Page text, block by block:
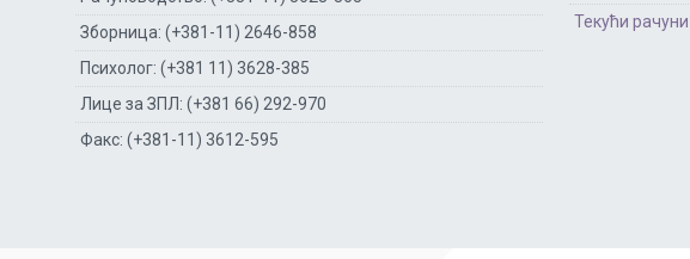
Зборница: (+381-11) 2646-858
Психолог: (+381 11) 3628-385
Лице за ЗПЛ: (+381 66) 292-970
Факс: (+381-11) 3612-595
Текући